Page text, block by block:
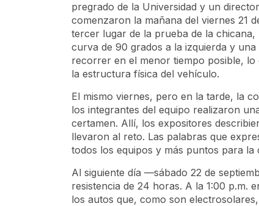
pregrado de la Universidad y un
comenzaron la mañana del viernes 21
tercer lugar de la prueba de la
curva de 90 grados a la izquierda y
recorrer en el menor tiempo posible, lo
la estructura física del vehículo.
El mismo viernes, pero en la tarde, la
los integrantes del equipo realizaron
certamen. Allí, los expositores
llevaron al reto. Las palabras que
todos los equipos y más puntos para la
Al siguiente día —sábado 22 de
resistencia de 24 horas. A la 1:00 p.m.
los autos que, como son